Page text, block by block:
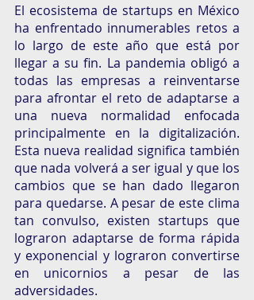
El ecosistema de startups en México
ha enfrentado innumerables retos a
lo largo de este año que está por
llegar a su fin. La pandemia obligó a
todas las empresas a reinventarse
para afrontar el reto de adaptarse a
una nueva normalidad enfocada
principalmente en la digitalización.
Esta nueva realidad significa también
que nada volverá a ser igual y que los
cambios que se han dado llegaron
para quedarse. A pesar de este clima
tan convulso, existen startups que
lograron adaptarse de forma rápida
y exponencial y lograron convertirse
en unicornios a pesar de las
adversidades.